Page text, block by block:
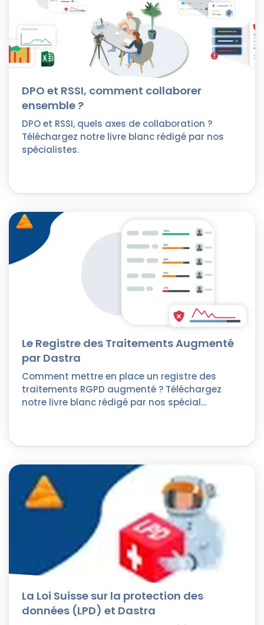
DPO et RSSI, comment collaborer
ensemble ?
DPO et RSSI, quels axes de collaboration ?
Téléchargez notre livre blanc rédigé par nos
spécialistes.
Le Registre des Traitements Augmenté
par Dastra
Comment mettre en place un registre des
traitements RGPD augmenté ? Téléchargez
notre livre blanc rédigé par nos spécial...
La Loi Suisse sur la protection des
données (LPD) et Dastra